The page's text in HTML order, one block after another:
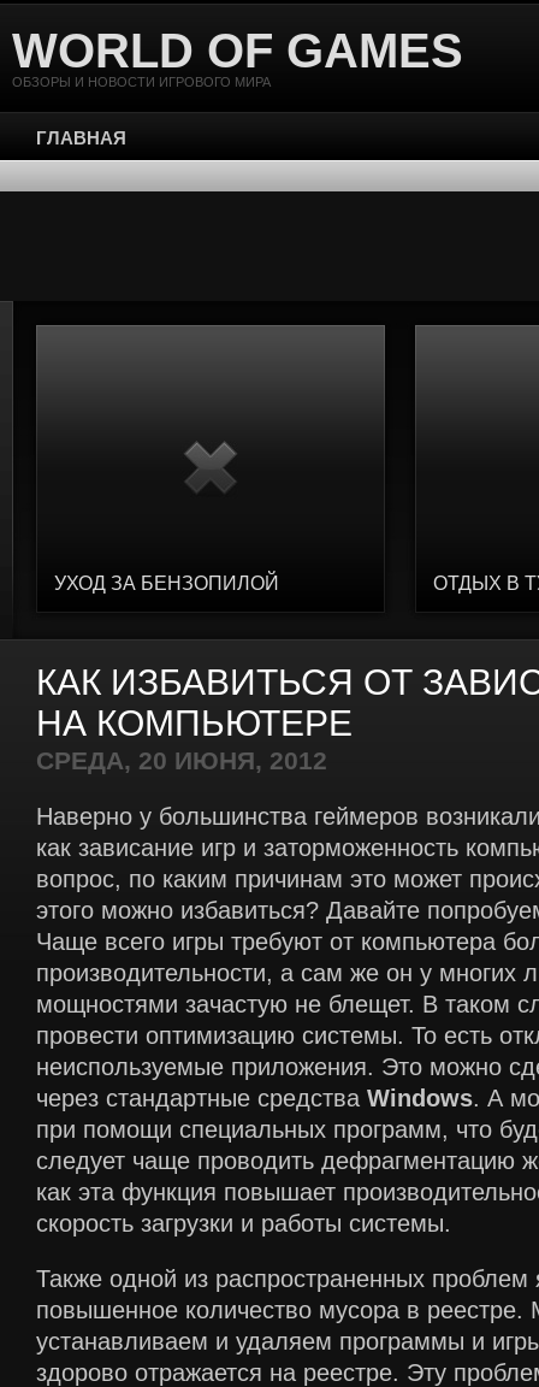
WORLD OF GAMES
ОБЗОРЫ И НОВОСТИ ИГРОВОГО МИРА
ГЛАВНАЯ
УХОД ЗА БЕНЗОПИЛОЙ ОТДЫХ В
КАК ИЗБАВИТЬСЯ ОТ
НА КОМПЬЮТЕРЕ
СРЕДА, 20 ИЮНЯ, 2012
Наверно у большинства геймеров
как зависание игр и заторможенность
вопрос, по каким причинам это может
этого можно избавиться? Давайте
Чаще всего игры требуют от компьютера
производительности, а сам же он у многих
мощностями зачастую не блещет. В таком
провести оптимизацию системы. То есть
неиспользуемые приложения. Это можно
через стандартные средства Windows. А
при помощи специальных программ, что
следует чаще проводить дефрагментацию
как эта функция повышает
скорость загрузки и работы системы.
Также одной из распространенных проблем
повышенное количество мусора в реестре.
устанавливаем и удаляем программы и
здорово отражается на реестре. Эту